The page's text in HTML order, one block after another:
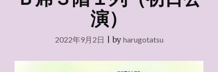
演）
2022年9月2日 |by harugotatsu